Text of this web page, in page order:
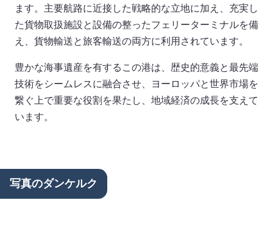
ます。主要航路に近接した戦略的な立地に加え、充実し
た貨物取扱施設と設備の整ったフェリーターミナルを備
え、貨物輸送と旅客輸送の両方に利用されています。
豊かな海事遺産を有するこの港は、歴史的意義と最先端
技術をシームレスに融合させ、ヨーロッパと世界市場を
繋ぐ上で重要な役割を果たし、地域経済の成長を支えて
います。
写真のダンケルク